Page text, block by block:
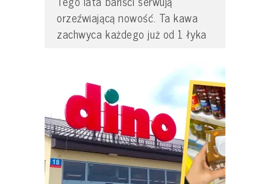
orzeźwiającą nowość. Ta kawa
zachwyca każdego już od 1 łyka